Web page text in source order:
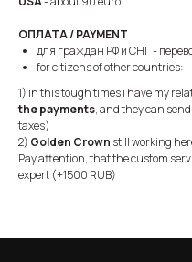
ОПЛАТА / PAYMENT
для граждан РФ и СНГ -
for citizens of other countries:
1) in this tough times i have my
the payments, and they can
taxes)
2) Golden Crown still working
Pay attention, that the custom
expert (+1500 RUB)